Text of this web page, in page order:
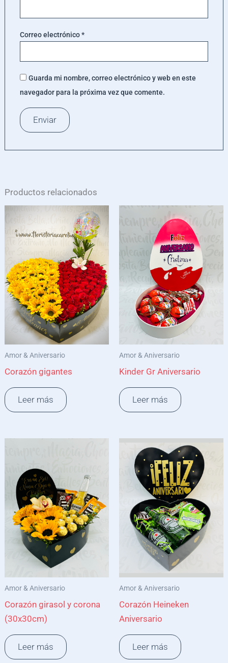
Correo electrónico*
Guarda mi nombre, correo electrónico y web en este
navegador para la próxima vez que comente.
Productos relacionados
Amor & Aniversario
Corazón gigantes
Leer más
Amor & Aniversario
Kinder Gr Aniversario
Leer más
Amor & Aniversario
Corazón girasol y corona
(30x30cm)
Leer más
Amor & Aniversario
Corazón Heineken
Aniversario
Leer más